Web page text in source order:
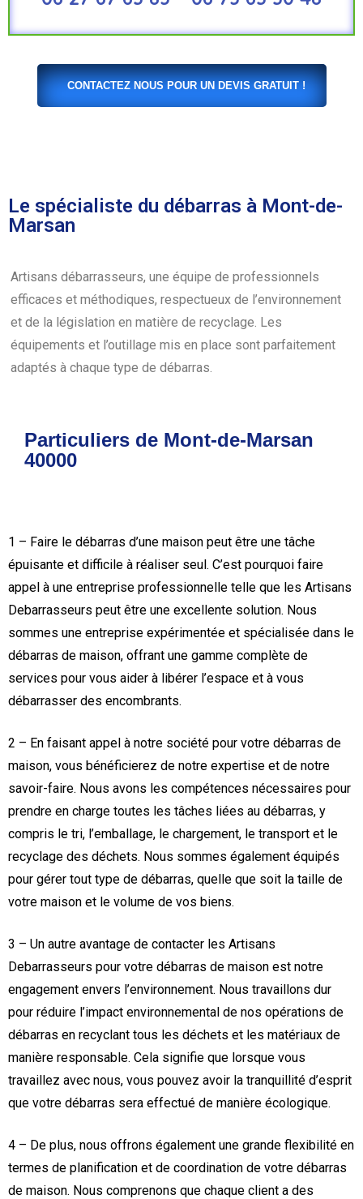
CONTACTEZ NOUS POUR UN DEVIS GRATUIT !
Le spécialiste du débarras à Mont-de-
Marsan
Artisans débarrasseurs, une équipe de professionnels
efficaces et méthodiques, respectueux de l’environnement
et de la législation en matière de recyclage. Les
équipements et l’outillage mis en place sont parfaitement
adaptés à chaque type de débarras.
Particuliers de Mont-de-Marsan
40000
1 – Faire le débarras d’une maison peut être une tâche
épuisante et difficile à réaliser seul. C’est pourquoi faire
appel à une entreprise professionnelle telle que les Artisans
Debarrasseurs peut être une excellente solution. Nous
sommes une entreprise expérimentée et spécialisée dans le
débarras de maison, offrant une gamme complète de
services pour vous aider à libérer l’espace et à vous
débarrasser des encombrants.
2 – En faisant appel à notre société pour votre débarras de
maison, vous bénéficierez de notre expertise et de notre
savoir-faire. Nous avons les compétences nécessaires pour
prendre en charge toutes les tâches liées au débarras, y
compris le tri, l’emballage, le chargement, le transport et le
recyclage des déchets. Nous sommes également équipés
pour gérer tout type de débarras, quelle que soit la taille de
votre maison et le volume de vos biens.
3 – Un autre avantage de contacter les Artisans
Debarrasseurs pour votre débarras de maison est notre
engagement envers l’environnement. Nous travaillons dur
pour réduire l’impact environnemental de nos opérations de
débarras en recyclant tous les déchets et les matériaux de
manière responsable. Cela signifie que lorsque vous
travaillez avec nous, vous pouvez avoir la tranquillité d’esprit
que votre débarras sera effectué de manière écologique.
4 – De plus, nous offrons également une grande flexibilité en
termes de planification et de coordination de votre débarras
de maison. Nous comprenons que chaque client a des